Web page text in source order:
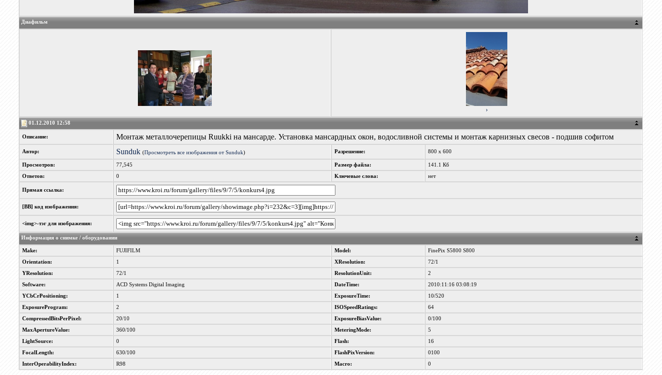
Диафильм
›
01.12.2010 12:58
Описание: Монтаж металлочерепицы Ruukki на мансарде. Установка мансардных окон, водосливной системы и монтаж карнизных свесов - подшив софитом
Автор: Sunduk (Просмотреть все изображения от Sunduk) Разрешение: 800 x 600
Просмотров: 77,545 Размер файла: 141.1 Кб
Ответов: 0 Ключевые слова: нет
Прямая ссылка:
[BB] код изображения:
<img>-тэг для изображения:
Информация о снимке / оборудовании
Make: FUJIFILM Model: FinePix S5800 S800
Orientation: 1 XResolution: 72/1
YResolution: 72/1 ResolutionUnit: 2
Software: ACD Systems Digital Imaging DateTime: 2010:11:16 03:08:19
YCbCrPositioning: 1 ExposureTime: 10/520
ExposureProgram: 2 ISOSpeedRatings: 64
CompressedBitsPerPixel: 20/10 ExposureBiasValue: 0/100
MaxApertureValue: 360/100 MeteringMode: 5
LightSource: 0 Flash: 16
FocalLength: 630/100 FlashPixVersion: 0100
InterOperabilityIndex: R98 Macro: 0